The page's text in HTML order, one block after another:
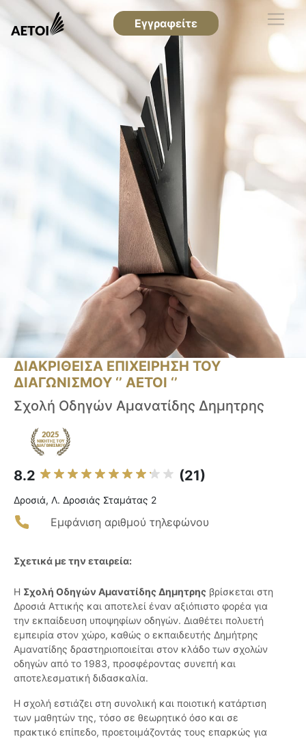
Εγγραφείτε
ΔΙΑΚΡΙΘΕΙΣΑ ΕΠΙΧΕΙΡΗΣΗ ΤΟΥ
ΔΙΑΓΩΝΙΣΜΟΥ ‘’ ΑΕΤΟΙ ‘’
Σχολή Οδηγών Αμανατίδης Δημητρης
8.2 (21)
Δροσιά, Λ. Δροσιάς Σταμάτας 2
Εμφάνιση αριθμού τηλεφώνου
Σχετικά με την εταιρεία:
Η Σχολή Οδηγών Αμανατίδης Δημητρης βρίσκεται στη
Δροσιά Αττικής και αποτελεί έναν αξιόπιστο φορέα για
την εκπαίδευση υποψηφίων οδηγών. Διαθέτει πολυετή
εμπειρία στον χώρο, καθώς ο εκπαιδευτής Δημήτρης
Αμανατίδης δραστηριοποιείται στον κλάδο των σχολών
οδηγών από το 1983, προσφέροντας συνεπή και
αποτελεσματική διδασκαλία.
Η σχολή εστιάζει στη συνολική και ποιοτική κατάρτιση
των μαθητών της, τόσο σε θεωρητικό όσο και σε
πρακτικό επίπεδο, προετοιμάζοντάς τους επαρκώς για